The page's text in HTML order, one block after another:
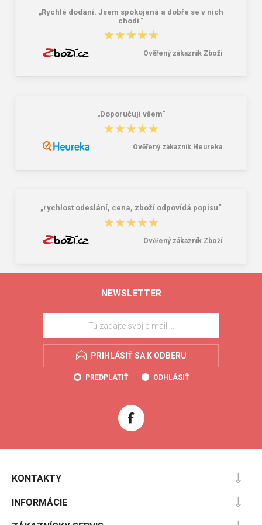
„Rychlé dodání. Jsem spokojená a dobře se v nich
chodí.“
★★★★★
★★★★★
Ověřený zákazník Zboží
„Doporučuji všem“
★★★★★
★★★★★
Ověřený zákazník Heureka
„rychlost odeslání, cena, zboží odpovídá popisu“
★★★★★
★★★★★
Ověřený zákazník Zboží
NEWSLETTER
PRIHLÁSIŤ SA K ODBERU
PREDPLATIŤ ODHLÁSIŤ
KONTAKTY
INFORMÁCIE